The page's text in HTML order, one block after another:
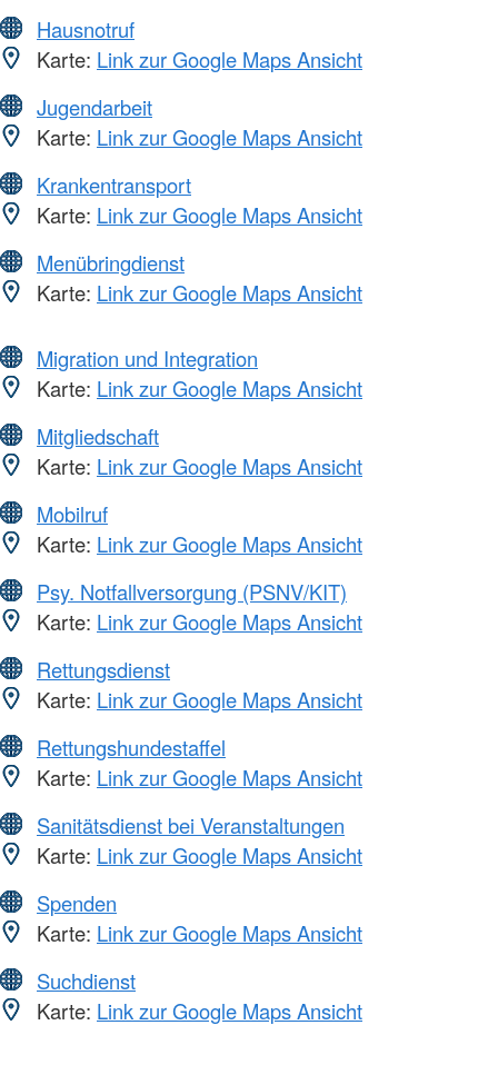
Hausnotruf
Karte: Link zur Google Maps Ansicht
Jugendarbeit
Karte: Link zur Google Maps Ansicht
Krankentransport
Karte: Link zur Google Maps Ansicht
Menübringdienst
Karte: Link zur Google Maps Ansicht
Migration und Integration
Karte: Link zur Google Maps Ansicht
Mitgliedschaft
Karte: Link zur Google Maps Ansicht
Mobilruf
Karte: Link zur Google Maps Ansicht
Psy. Notfallversorgung (PSNV/KIT)
Karte: Link zur Google Maps Ansicht
Rettungsdienst
Karte: Link zur Google Maps Ansicht
Rettungshundestaffel
Karte: Link zur Google Maps Ansicht
Sanitätsdienst bei Veranstaltungen
Karte: Link zur Google Maps Ansicht
Spenden
Karte: Link zur Google Maps Ansicht
Suchdienst
Karte: Link zur Google Maps Ansicht